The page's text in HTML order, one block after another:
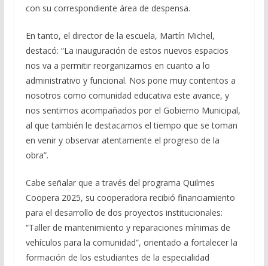
con su correspondiente área de despensa.
En tanto, el director de la escuela, Martín Michel,
destacó: “La inauguración de estos nuevos espacios
nos va a permitir reorganizarnos en cuanto a lo
administrativo y funcional. Nos pone muy contentos a
nosotros como comunidad educativa este avance, y
nos sentimos acompañados por el Gobierno Municipal,
al que también le destacamos el tiempo que se toman
en venir y observar atentamente el progreso de la
obra”.
Cabe señalar que a través del programa Quilmes
Coopera 2025, su cooperadora recibió financiamiento
para el desarrollo de dos proyectos institucionales:
“Taller de mantenimiento y reparaciones mínimas de
vehículos para la comunidad”, orientado a fortalecer la
formación de los estudiantes de la especialidad